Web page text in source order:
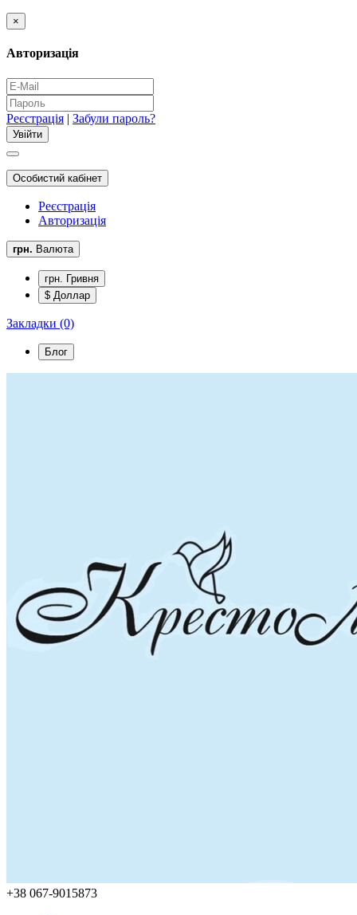
×
Авторизація
Реєстрація | Забули пароль?
Особистий кабінет
Реєстрація
Авторизація
грн. Валюта
грн. Гривня
$ Доллар
Закладки (0)
Блог
+38 067-9015873